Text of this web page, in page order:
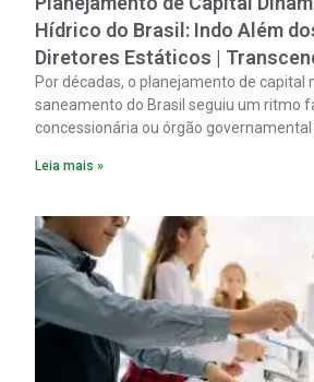
Hídrico do Brasil: Indo Além
Diretores Estáticos |
Por décadas, o planejamento de capital
saneamento do Brasil seguiu um ritmo
concessionária ou órgão
Leia mais »